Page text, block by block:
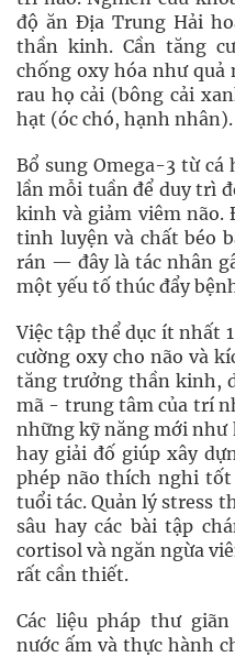
độ ăn Địa Trung Hải
thần kinh. Cần tăng
chống oxy hóa như
rau họ cải (bông cải
hạt (óc chó, hạnh nhân).
Bổ sung Omega-3 từ
lần mỗi tuần để duy trì
kinh và giảm viêm não.
tinh luyện và chất béo
rán — đây là tác nhân
một yếu tố thúc đẩy
Việc tập thể dục ít nhất
cường oxy cho não và
tăng trưởng thần kinh,
mã - trung tâm của trí
những kỹ năng mới như
hay giải đố giúp xây
phép não thích nghi
tuổi tác. Quản lý stress
sâu hay các bài tập
cortisol và ngăn ngừa
rất cần thiết.
Các liệu pháp thư
nước ấm và thực hành